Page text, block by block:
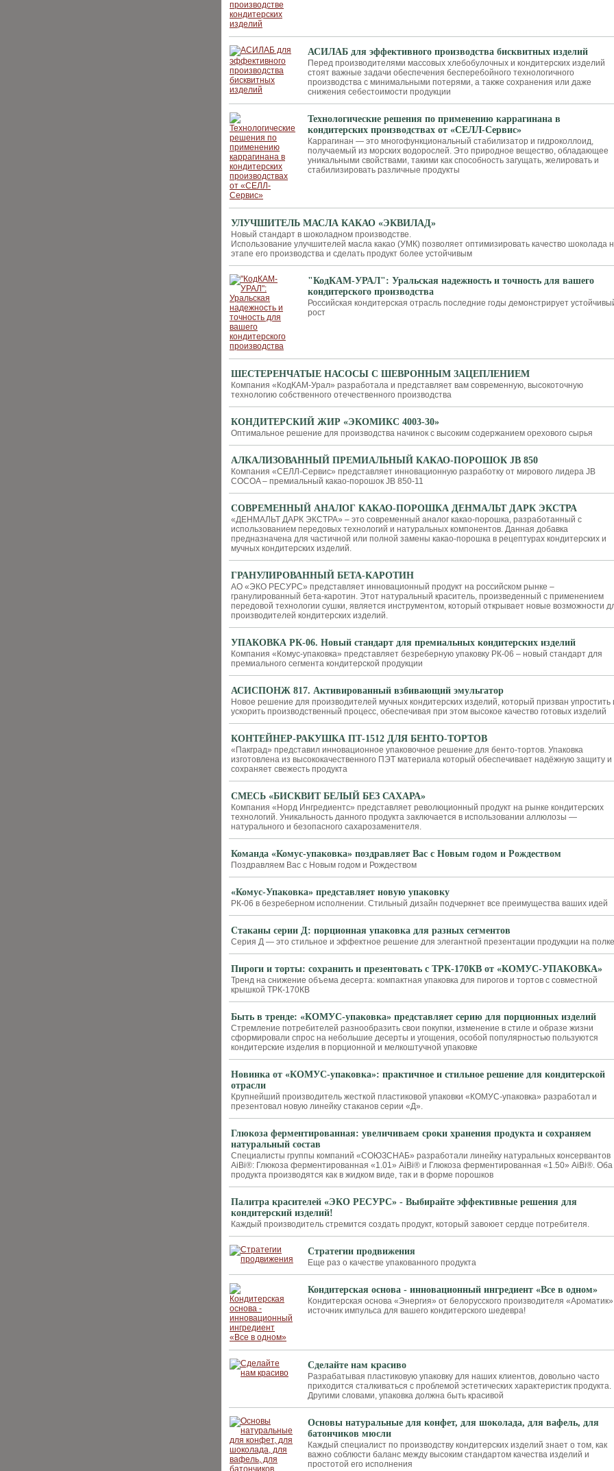
АСИЛАБ для эффективного производства бисквитных изделий
Перед производителями массовых хлебобулочных и кондитерских изделий
стоят важные задачи обеспечения бесперебойного технологичного
производства с минимальными потерями, а также сохранения или даже
снижения себестоимости продукции
Технологические решения по применению каррагинана в
кондитерских производствах от «СЕЛЛ-Сервис»
Каррагинан — это многофункциональный стабилизатор и гидроколлоид,
получаемый из морских водорослей. Это природное вещество, обладающее
уникальными свойствами, такими как способность загущать, желировать и
стабилизировать различные продукты
УЛУЧШИТЕЛЬ МАСЛА КАКАО «ЭКВИЛАД»
Новый стандарт в шоколадном производстве.
Использование улучшителей масла какао (УМК) позволяет оптимизировать качество шоколада
этапе его производства и сделать продукт более устойчивым
"КодКАМ-УРАЛ": Уральская надежность и точность для вашего
кондитерского производства
Российская кондитерская отрасль последние годы демонстрирует
рост
ШЕСТЕРЕНЧАТЫЕ НАСОСЫ С ШЕВРОННЫМ ЗАЦЕПЛЕНИЕМ
Компания «КодКАМ-Урал» разработала и представляет вам современную, высокоточную
технологию собственного отечественного производства
КОНДИТЕРСКИЙ ЖИР «ЭКОМИКС 4003-30»
Оптимальное решение для производства начинок с высоким содержанием орехового сырья
АЛКАЛИЗОВАННЫЙ ПРЕМИАЛЬНЫЙ КАКАО-ПОРОШОК JB 850
Компания «СЕЛЛ-Сервис» представляет инновационную разработку от мирового лидера JB
COCOA – премиальный какао-порошок JB 850-11
СОВРЕМЕННЫЙ АНАЛОГ КАКАО-ПОРОШКА ДЕНМАЛЬТ ДАРК ЭКСТРА
«ДЕНМАЛЬТ ДАРК ЭКСТРА» – это современный аналог какао-порошка, разработанный с
использованием передовых технологий и натуральных компонентов. Данная добавка
предназначена для частичной или полной замены какао-порошка в рецептурах кондитерских и
мучных кондитерских изделий.
ГРАНУЛИРОВАННЫЙ БЕТА-КАРОТИН
АО «ЭКО РЕСУРС» представляет инновационный продукт на российском рынке –
гранулированный бета-каротин. Этот натуральный краситель, произведенный с применением
передовой технологии сушки, является инструментом, который открывает новые возможности
производителей кондитерских изделий.
УПАКОВКА РК-06. Новый стандарт для премиальных кондитерских изделий
Компания «Комус-упаковка» представляет безреберную упаковку РК-06 – новый стандарт для
премиального сегмента кондитерской продукции
АСИСПОНЖ 817. Активированный взбивающий эмульгатор
Новое решение для производителей мучных кондитерских изделий, который призван упростить
ускорить производственный процесс, обеспечивая при этом высокое качество готовых изделий
КОНТЕЙНЕР-РАКУШКА ПТ-1512 ДЛЯ БЕНТО-ТОРТОВ
«Пакград» представил инновационное упаковочное решение для бенто-тортов. Упаковка
изготовлена из высококачественного ПЭТ материала который обеспечивает надёжную защиту и
сохраняет свежесть продукта
СМЕСЬ «БИСКВИТ БЕЛЫЙ БЕЗ САХАРА»
Компания «Норд Ингредиентс» представляет революционный продукт на рынке кондитерских
технологий. Уникальность данного продукта заключается в использовании аллюлозы —
натурального и безопасного сахарозаменителя.
Команда «Комус-упаковка» поздравляет Вас с Новым годом и Рождеством
Поздравляем Вас с Новым годом и Рождеством
«Комус-Упаковка» представляет новую упаковку
РК-06 в безреберном исполнении. Стильный дизайн подчеркнет все преимущества ваших идей
Стаканы серии Д: порционная упаковка для разных сегментов
Серия Д — это стильное и эффектное решение для элегантной презентации продукции на полке
Пироги и торты: сохранить и презентовать с ТРК-170КВ от «КОМУС-УПАКОВКА»
Тренд на снижение объема десерта: компактная упаковка для пирогов и тортов с совместной
крышкой ТРК-170КВ
Быть в тренде: «КОМУС-упаковка» представляет серию для порционных изделий
Стремление потребителей разнообразить свои покупки, изменение в стиле и образе жизни
сформировали спрос на небольшие десерты и угощения, особой популярностью пользуются
кондитерские изделия в порционной и мелкоштучной упаковке
Новинка от «КОМУС-упаковка»: практичное и стильное решение для кондитерской
отрасли
Крупнейший производитель жесткой пластиковой упаковки «КОМУС-упаковка» разработал и
презентовал новую линейку стаканов серии «Д».
Глюкоза ферментированная: увеличиваем сроки хранения продукта и сохраняем
натуральный состав
Специалисты группы компаний «СОЮЗСНАБ» разработали линейку натуральных консервантов
AiBi®: Глюкоза ферментированная «1.01» AiBi® и Глюкоза ферментированная «1.50» AiBi®. Оба
продукта производятся как в жидком виде, так и в форме порошков
Палитра красителей «ЭКО РЕСУРС» - Выбирайте эффективные решения для
кондитерский изделий!
Каждый производитель стремится создать продукт, который завоюет сердце потребителя.
Стратегии продвижения
Еще раз о качестве упакованного продукта
Кондитерская основа - инновационный ингредиент «Все в одном»
Кондитерская основа «Энергия» от белорусского производителя
источник импульса для вашего кондитерского шедевра!
Сделайте нам красиво
Разрабатывая пластиковую упаковку для наших клиентов, довольно часто
приходится сталкиваться с проблемой эстетических характеристик продукта.
Другими словами, упаковка должна быть красивой
Основы натуральные для конфет, для шоколада, для вафель, для
батончиков мюсли
Каждый специалист по производству кондитерских изделий знает о том, как
важно соблюсти баланс между высоким стандартом качества изделий и
простотой его исполнения